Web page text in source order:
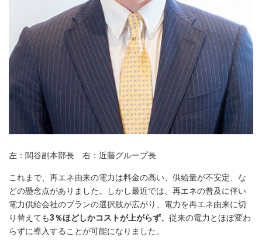
左：関谷副本部長 右：近藤グループ長
これまで、再エネ由来の電力は料金の高い、供給量が不安定、な
どの懸念点がありました。しかし最近では、再エネの普及に伴い
電力供給会社のプランの選択肢が広がり、電力を再エネ由来に切
り替えても3％ほどしかコストが上がらず、 従来の電力とほぼ変わ
らずに導入することが可能になりました。